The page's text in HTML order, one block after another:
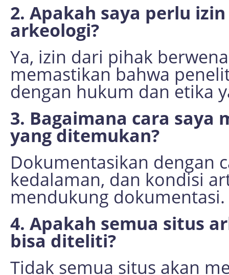
2. Apakah saya perlu
arkeologi?
Ya, izin dari pihak
memastikan bahwa
dengan hukum dan etika
3. Bagaimana cara
yang ditemukan?
Dokumentasikan dengan
kedalaman, dan kondisi
mendukung dokumentasi.
4. Apakah semua situs
bisa diteliti?
Tidak semua situs akan